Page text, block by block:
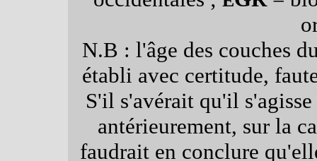
N.B : l'âge des couches
établi avec certitude,
S'il s'avérait qu'il
antérieurement, sur la
faudrait en conclure